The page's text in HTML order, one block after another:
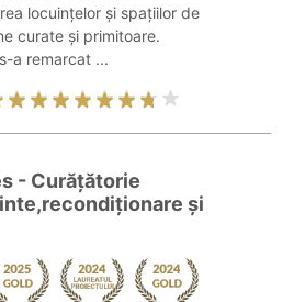
locuințelor și spațiilor de
curate și primitoare.
a remarcat ...
- Curățătorie
și